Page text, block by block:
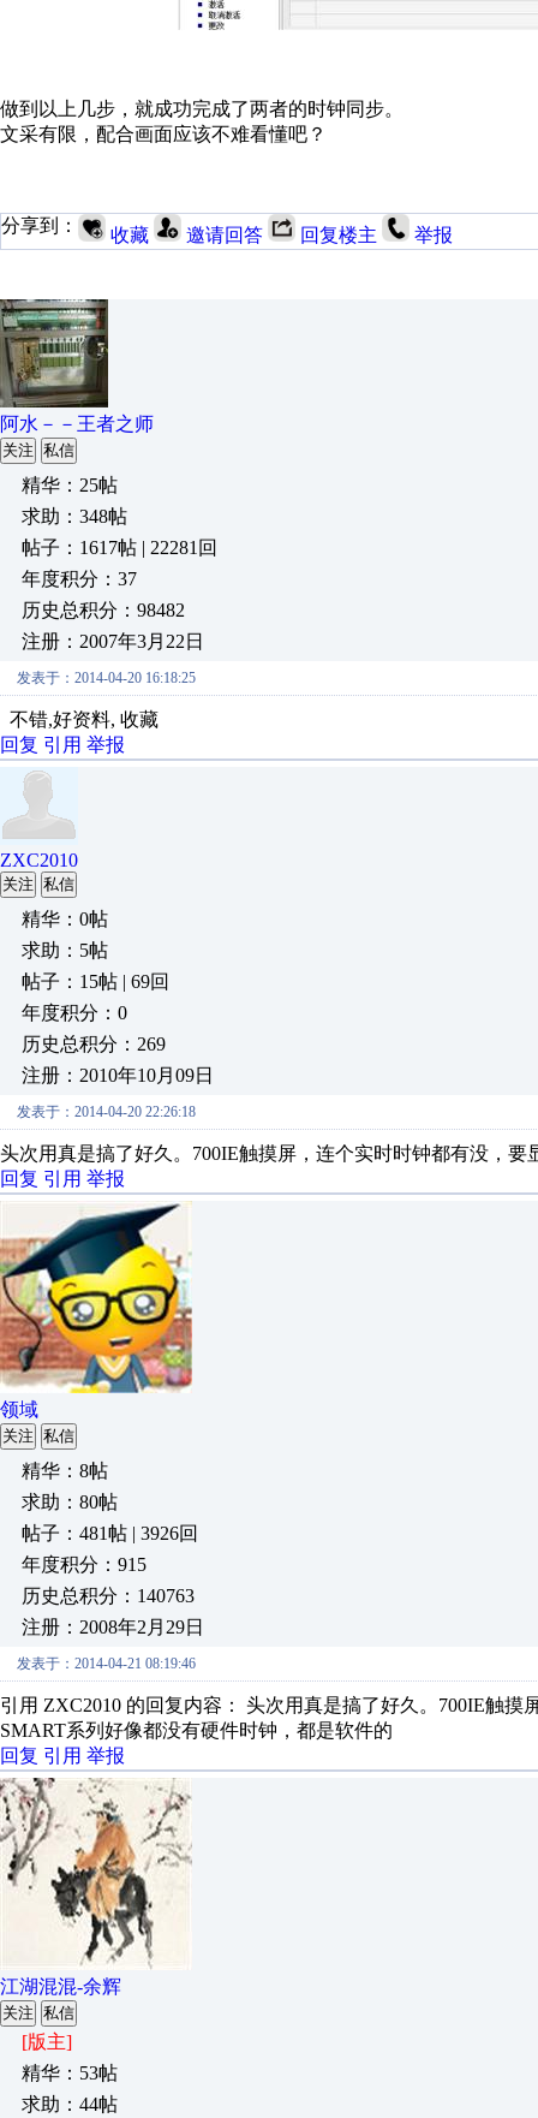
做到以上几步，就成功完成了两者的时钟同步。
文采有限，配合画面应该不难看懂吧？
分享到： 收藏 邀请回答 回复楼主 举报
阿水－－王者之师
关注 私信
精华：25帖
求助：348帖
帖子：1617帖 | 22281回
年度积分：37
历史总积分：98482
注册：2007年3月22日
发表于：2014-04-20 16:18:25
不错,好资料, 收藏
回复 引用 举报
ZXC2010
关注 私信
精华：0帖
求助：5帖
帖子：15帖 | 69回
年度积分：0
历史总积分：269
注册：2010年10月09日
发表于：2014-04-20 22:26:18
头次用真是搞了好久。700IE触摸屏，连个实时时钟都有没，要
回复 引用 举报
领域
关注 私信
精华：8帖
求助：80帖
帖子：481帖 | 3926回
年度积分：915
历史总积分：140763
注册：2008年2月29日
发表于：2014-04-21 08:19:46
引用 ZXC2010 的回复内容： 头次用真是搞了好久。700IE触摸
SMART系列好像都没有硬件时钟，都是软件的
回复 引用 举报
江湖混混-余辉
关注 私信
[版主]
精华：53帖
求助：44帖